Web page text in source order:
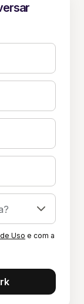
Uso e com a